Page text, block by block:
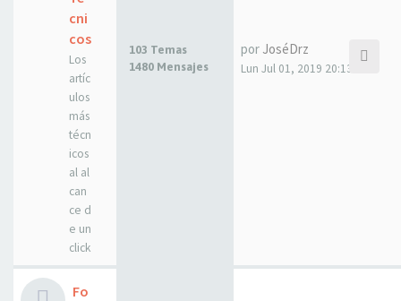
cni
cos
Los
artíc
ulos
más
técn
icos
al al
can
ce d
e un
click
103 Temas
1480 Mensajes
por JoséDrz
Lun Jul 01, 2019 20:13
Fo